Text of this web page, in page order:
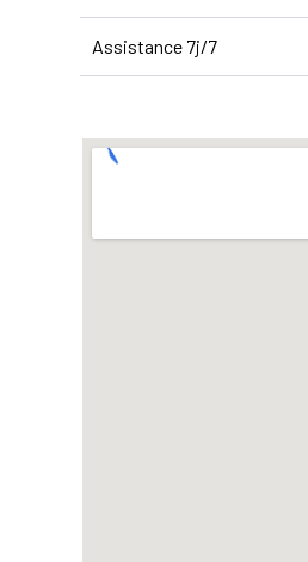
Assistance 7j/7